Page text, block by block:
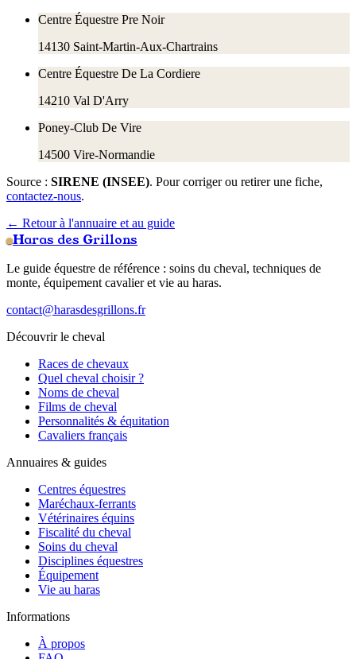
Centre Équestre Pre Noir
14130 Saint-Martin-Aux-Chartrains
Centre Équestre De La Cordiere
14210 Val D'Arry
Poney-Club De Vire
14500 Vire-Normandie
Source : SIRENE (INSEE). Pour corriger ou retirer une fiche,
contactez-nous.
← Retour à l'annuaire et au guide
Haras des Grillons
Le guide équestre de référence : soins du cheval, techniques de
monte, équipement cavalier et vie au haras.
contact@harasdesgrillons.fr
Découvrir le cheval
Races de chevaux
Quel cheval choisir ?
Noms de cheval
Films de cheval
Personnalités & équitation
Cavaliers français
Annuaires & guides
Centres équestres
Maréchaux-ferrants
Vétérinaires équins
Fiscalité du cheval
Soins du cheval
Disciplines équestres
Équipement
Vie au haras
Informations
À propos